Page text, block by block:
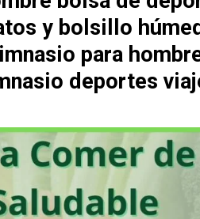
y bolsillo
para
deportes